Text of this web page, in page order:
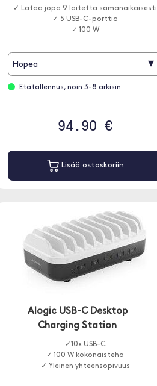
✓ Lataa jopa 9 laitetta samanaikaisesti
✓ 5 USB-C-porttia
✓ 100 W
Hopea ▾
Etätallennus, noin 3-8 arkisin
94.90 €
Lisää ostoskoriin
Alogic USB-C Desktop
Charging Station
✓10x USB-C
✓ 100 W kokonaisteho
✓ Yleinen yhteensopivuus